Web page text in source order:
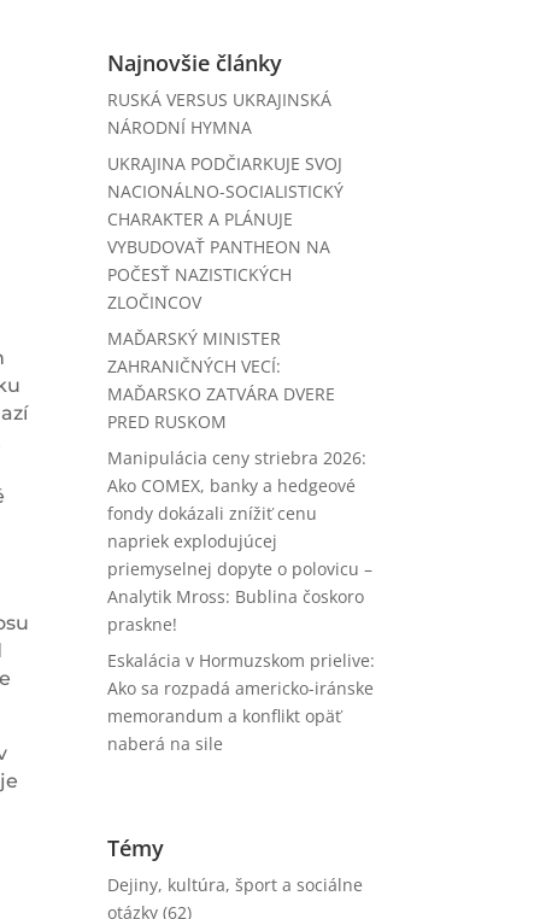
Najnovšie články
RUSKÁ VERSUS UKRAJINSKÁ
NÁRODNÍ HYMNA
UKRAJINA PODČIARKUJE SVOJ
NACIONÁLNO-SOCIALISTICKÝ
CHARAKTER A PLÁNUJE
VYBUDOVAŤ PANTHEON NA
POČESŤ NAZISTICKÝCH
ZLOČINCOV
MAĎARSKÝ MINISTER
ZAHRANIČNÝCH VECÍ:
MAĎARSKO ZATVÁRA DVERE
PRED RUSKOM
Manipulácia ceny striebra 2026:
Ako COMEX, banky a hedgeové
fondy dokázali znížiť cenu
napriek explodujúcej
priemyselnej dopyte o polovicu –
Analytik Mross: Bublina čoskoro
praskne!
Eskalácia v Hormuzskom prielive:
Ako sa rozpadá americko-iránske
memorandum a konflikt opäť
naberá na sile
Témy
Dejiny, kultúra, šport a sociálne
otázky (62)